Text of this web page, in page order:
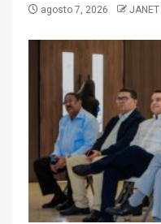
agosto 7, 2026 JANET